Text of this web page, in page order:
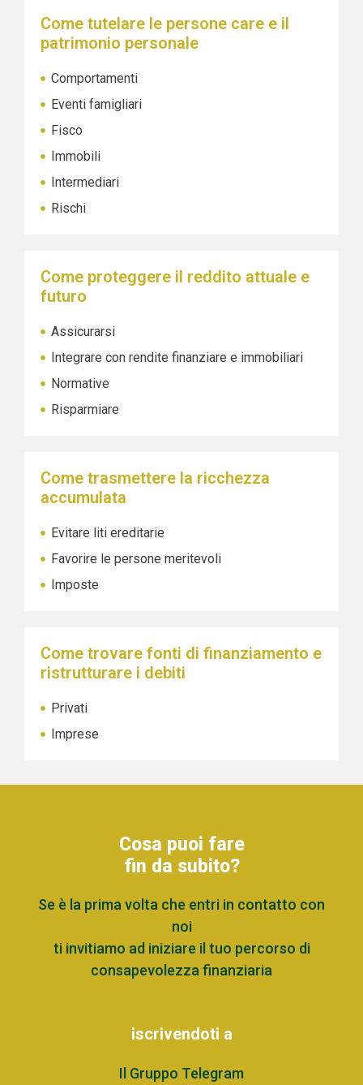
Come tutelare le persone care e il
patrimonio personale
Comportamenti
Eventi famigliari
Fisco
Immobili
Intermediari
Rischi
Come proteggere il reddito attuale e
futuro
Assicurarsi
Integrare con rendite finanziare e immobiliari
Normative
Risparmiare
Come trasmettere la ricchezza
accumulata
Evitare liti ereditarie
Favorire le persone meritevoli
Imposte
Come trovare fonti di finanziamento e
ristrutturare i debiti
Privati
Imprese
Cosa puoi fare
fin da subito?
Se è la prima volta che entri in contatto con
noi
ti invitiamo ad iniziare il tuo percorso di
consapevolezza finanziaria
iscrivendoti a
Il Gruppo Telegram